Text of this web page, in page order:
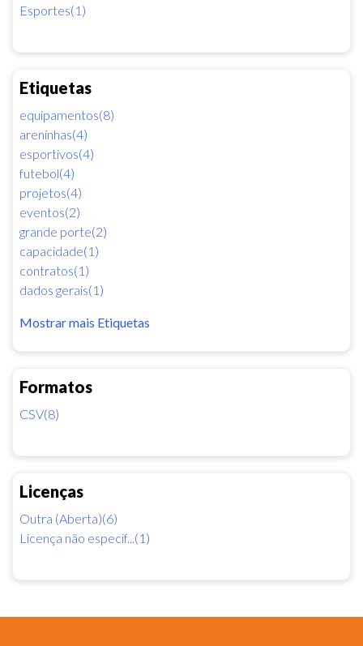
Esportes(1)
Etiquetas
equipamentos(8)
areninhas(4)
esportivos(4)
futebol(4)
projetos(4)
eventos(2)
grande porte(2)
capacidade(1)
contratos(1)
dados gerais(1)
Mostrar mais Etiquetas
Formatos
CSV(8)
Licenças
Outra (Aberta)(6)
Licença não especif...(1)